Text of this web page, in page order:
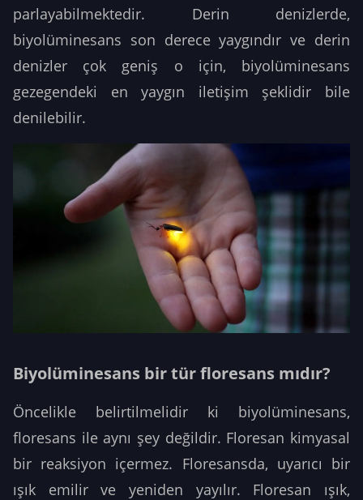
parlayabilmektedir. Derin denizlerde,
biyolüminesans son derece yaygındır ve derin
denizler çok geniş o için, biyolüminesans
gezegendeki en yaygın iletişim şeklidir bile
denilebilir.
Biyolüminesans bir tür floresans mıdır?
Öncelikle belirtilmelidir ki biyolüminesans,
floresans ile aynı şey değildir. Floresan kimyasal
bir reaksiyon içermez. Floresansda, uyarıcı bir
ışık emilir ve yeniden yayılır. Floresan ışık,